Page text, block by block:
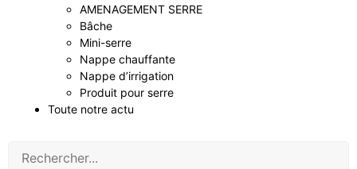
AMENAGEMENT SERRE
Bâche
Mini-serre
Nappe chauffante
Nappe d’irrigation
Produit pour serre
Toute notre actu